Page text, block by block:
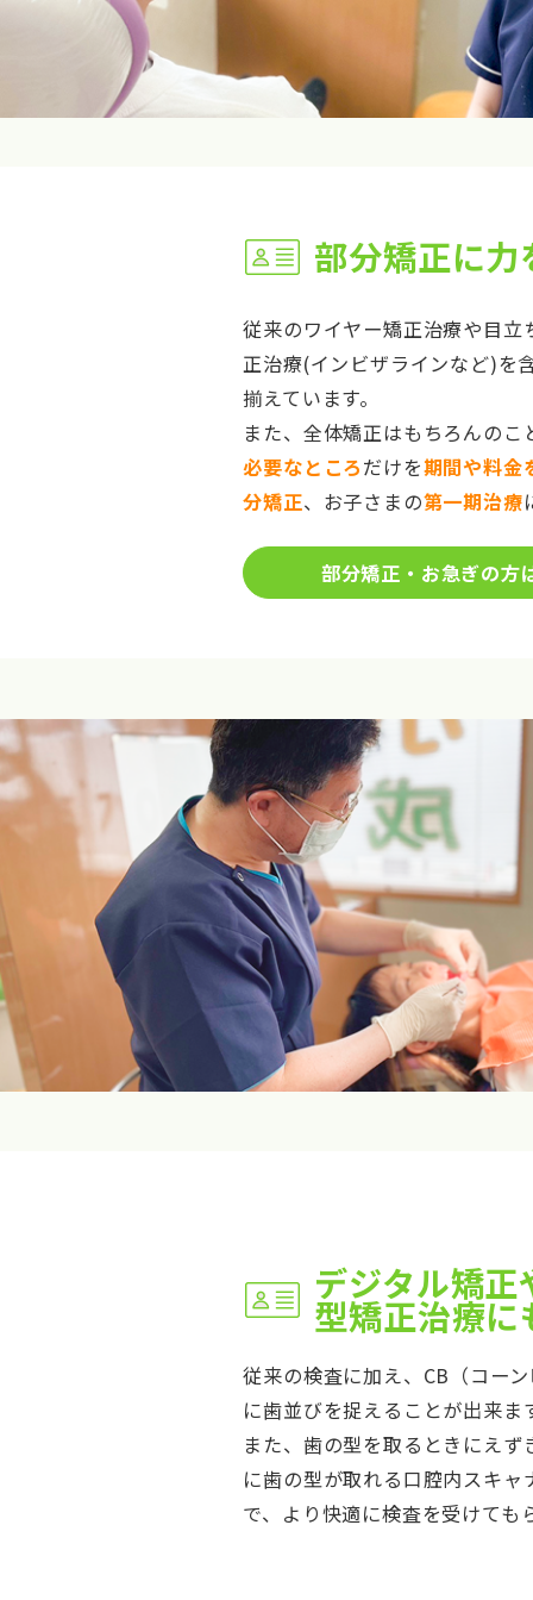
部分矯正に
従来のワイヤー矯正治療や目立
正治療(インビザラインなど)を
揃えています。
また、全体矯正はもちろんのこ
必要なところだけを期間や料金
分矯正、お子さまの第一期治療
部分矯正・お急ぎの方
デジタル矯
型矯正治療に
従来の検査に加え、CB（コー
に歯並びを捉えることが出来ま
また、歯の型を取るときにえ
に歯の型が取れる口腔内スキ
で、より快適に検査を受けても